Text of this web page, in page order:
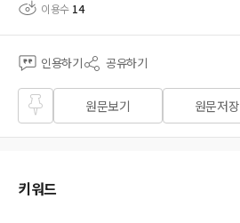
이용수 14
인용하기 공유하기
즐겨
찾기
원문보기 원문저장
키워드